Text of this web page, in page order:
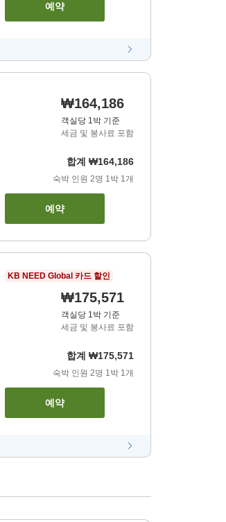
예약
₩164,186
객실당 1박 기준
세금 및 봉사료 포함
합계 ₩164,186
숙박 인원 2명 1박 1개
예약
KB NEED Global 카드 할인
₩175,571
객실당 1박 기준
세금 및 봉사료 포함
합계 ₩175,571
숙박 인원 2명 1박 1개
예약